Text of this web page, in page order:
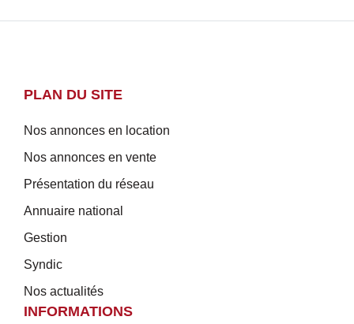
PLAN DU SITE
Nos annonces en location
Nos annonces en vente
Présentation du réseau
Annuaire national
Gestion
Syndic
Nos actualités
INFORMATIONS